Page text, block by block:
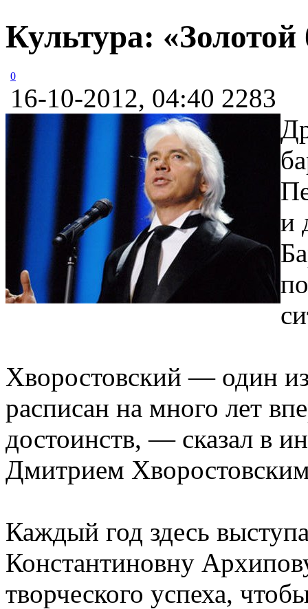
Культура:
0
16-10-2012, 04:40 2283
и
Хворостовский — один
расписан на много лет
достоинств, — сказал в
Дмитрием
Каждый год здесь
Константиновну
творческого успеха,